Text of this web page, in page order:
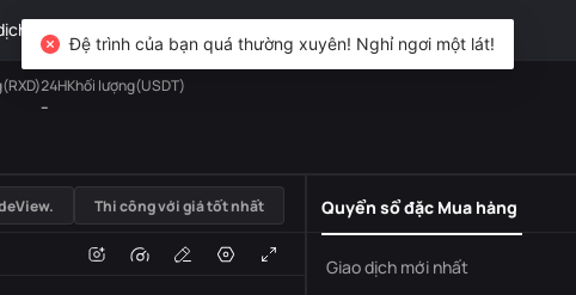
TradFi
24HKhối lượng(USDT)
--
USDT
Âm lượng
Thi công với giá tốt nhất Quyển sổ đặc Mua hàng
Giao dịch mới nhất
Đệ trình của bạn quá thường xuyên! Nghỉ ngơi một lát!